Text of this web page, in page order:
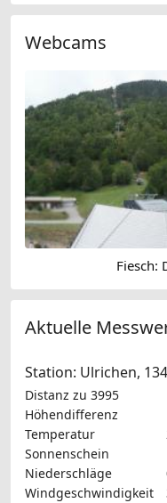
Webcams
Fiesch:
Aktuelle
Station: Ulrichen,
Distanz zu 3995
Höhendifferenz
Temperatur
Sonnenschein
Niederschläge
Windgeschwindigkeit